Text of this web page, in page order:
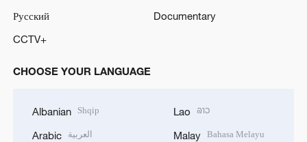
Русский
Documentary
CCTV+
CHOOSE YOUR LANGUAGE
Albanian Shqip
Arabic العربية
Lao ລາວ
Malay Bahasa Melayu